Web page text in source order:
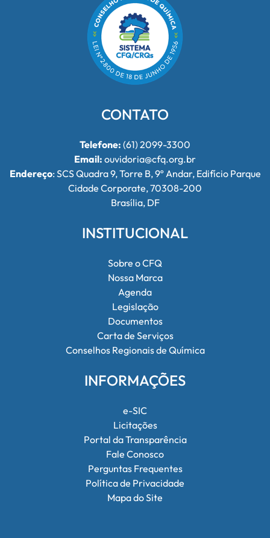
CONTATO
Telefone: (61) 2099-3300
Email: ouvidoria@cfq.org.br
Endereço: SCS Quadra 9, Torre B, 9º Andar, Edifício Parque
Cidade Corporate, 70308-200
Brasília, DF
INSTITUCIONAL
Sobre o CFQ
Nossa Marca
Agenda
Legislação
Documentos
Carta de Serviços
Conselhos Regionais de Química
INFORMAÇÕES
e-SIC
Licitações
Portal da Transparência
Fale Conosco
Perguntas Frequentes
Política de Privacidade
Mapa do Site